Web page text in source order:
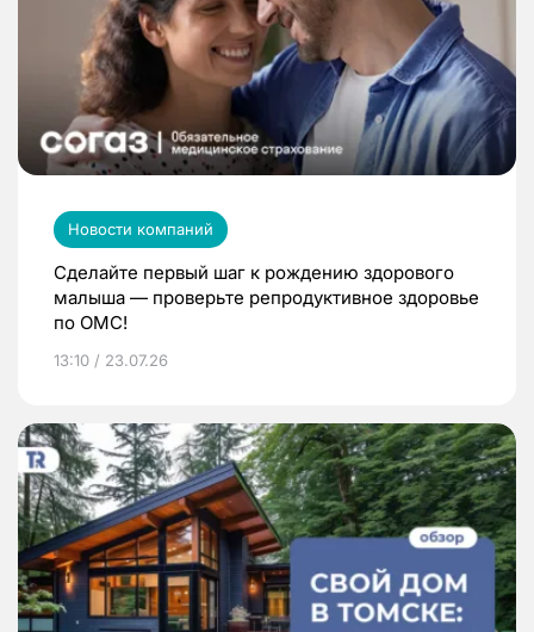
Новости компаний
Сделайте первый шаг к рождению здорового
малыша — проверьте репродуктивное здоровье
по ОМС!
13:10 / 23.07.26